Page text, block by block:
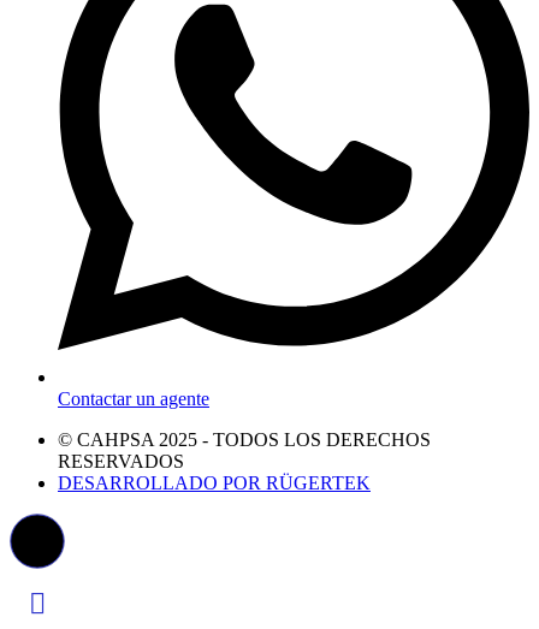
Contactar un agente
© CAHPSA 2025 - TODOS LOS DERECHOS
RESERVADOS
DESARROLLADO POR RÜGERTEK